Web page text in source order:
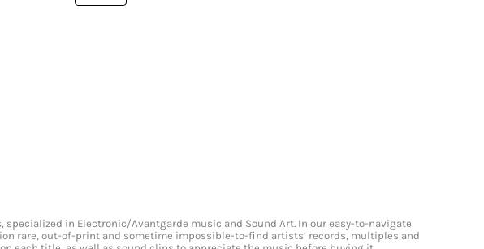
in Electronic/Avantgarde music and Sound Art. In our easy-to-navigate
rare, out-of-print and sometime impossible-to-find artists’ records, multiples and